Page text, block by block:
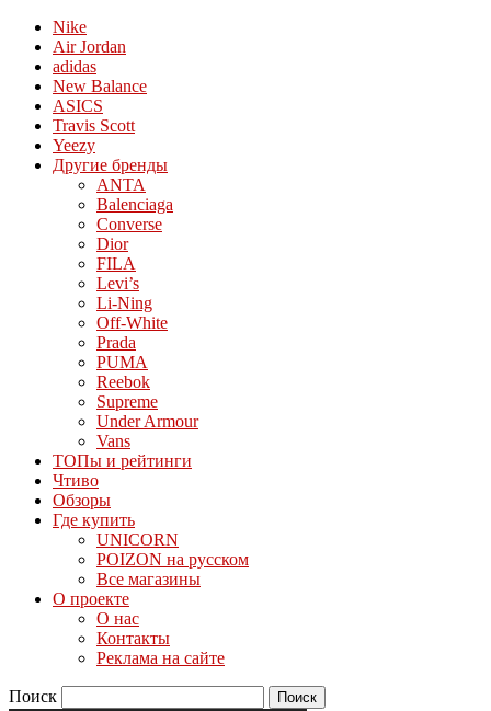
Nike
Air Jordan
adidas
New Balance
ASICS
Travis Scott
Yeezy
Другие бренды
ANTA
Balenciaga
Converse
Dior
FILA
Levi’s
Li-Ning
Off-White
Prada
PUMA
Reebok
Supreme
Under Armour
Vans
ТОПы и рейтинги
Чтиво
Обзоры
Где купить
UNICORN
POIZON на русском
Все магазины
О проекте
О нас
Контакты
Реклама на сайте
Поиск